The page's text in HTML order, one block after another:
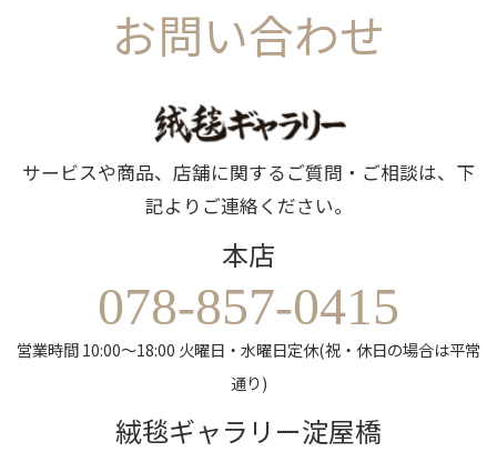
お問い合わせ
サービスや商品、店舗に関するご質問・ご相談は、下
記よりご連絡ください。
本店
078-857-0415
営業時間 10:00～18:00 火曜日・水曜日定休(祝・休日の場合は平常
通り)
絨毯ギャラリー淀屋橋